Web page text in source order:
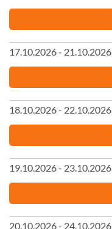
17.10.2026 - 21.10.2026
18.10.2026 - 22.10.2026
19.10.2026 - 23.10.2026
20.10.2026 - 24.10.2026